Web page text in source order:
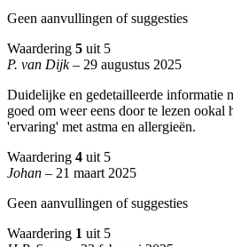
Geen aanvullingen of suggesties
Waardering 5 uit 5
P. van Dijk – 29 augustus 2025
Duidelijke en gedetailleerde informatie
goed om weer eens door te lezen ookal
'ervaring' met astma en allergieën.
Waardering 4 uit 5
Johan – 21 maart 2025
Geen aanvullingen of suggesties
Waardering 1 uit 5